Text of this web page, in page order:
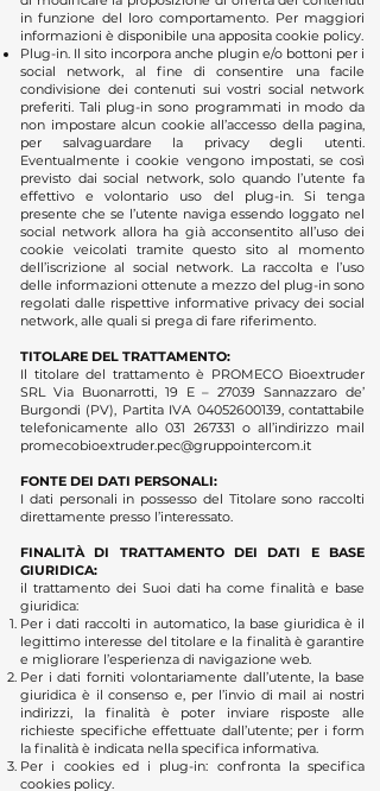
in funzione del loro comportamento. Per maggiori
informazioni è disponibile una apposita cookie policy.
Plug-in. Il sito incorpora anche plugin e/o bottoni per i
social network, al fine di consentire una facile
condivisione dei contenuti sui vostri social network
preferiti. Tali plug-in sono programmati in modo da
non impostare alcun cookie all’accesso della pagina,
per salvaguardare la privacy degli utenti.
Eventualmente i cookie vengono impostati, se così
previsto dai social network, solo quando l’utente fa
effettivo e volontario uso del plug-in. Si tenga
presente che se l’utente naviga essendo loggato nel
social network allora ha già acconsentito all’uso dei
cookie veicolati tramite questo sito al momento
dell’iscrizione al social network. La raccolta e l’uso
delle informazioni ottenute a mezzo del plug-in sono
regolati dalle rispettive informative privacy dei social
network, alle quali si prega di fare riferimento.
TITOLARE DEL TRATTAMENTO:
Il titolare del trattamento è PROMECO Bioextruder
SRL Via Buonarrotti, 19 E – 27039 Sannazzaro de’
Burgondi (PV), Partita IVA 04052600139, contattabile
telefonicamente allo031 267331 o all’indirizzo mail
promecobioextruder.pec@gruppointercom.it
FONTE DEI DATI PERSONALI:
I dati personali in possesso del Titolare sono raccolti
direttamente presso l’interessato.
FINALITÀ DI TRATTAMENTO DEI DATI E BASE
GIURIDICA:
il trattamento dei Suoi dati ha come finalità e base
giuridica:
Per i dati raccolti in automatico, la base giuridica è il
legittimo interesse del titolare e la finalità è garantire
e migliorare l’esperienza di navigazione web.
Per i dati forniti volontariamente dall’utente, la base
giuridica è il consenso e, per l’invio di mail ai nostri
indirizzi, la finalità è poter inviare risposte alle
richieste specifiche effettuate dall’utente; per i form
la finalità è indicata nella specifica informativa.
Per i cookies ed i plug-in: confronta la specifica
cookies policy.